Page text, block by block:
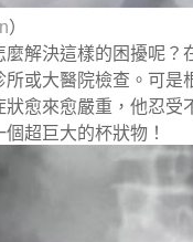
）
解決這樣的困擾呢
或大醫院檢查。可是
愈來愈嚴重，他忍受
超巨大的杯狀物！